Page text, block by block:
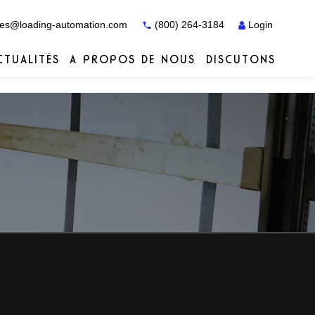
automation.com (800) 264-3184 Login
A PROPOS DE NOUS DISCUTONS